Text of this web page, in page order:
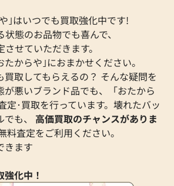
ジュール ハンドバ
フェンディ Tシャ
｣はいつでも買取強化中です!
状態のお品物でも喜んで、
させていただきます。
たからや｣におまかせください。
買取してもらえるの？ そんな疑問を
が悪いブランド品でも、「おたから
定･買取を行っています。壊れたバッ
も、 高価買取のチャンスがありま
料査定をご利用ください。
きます
化中！